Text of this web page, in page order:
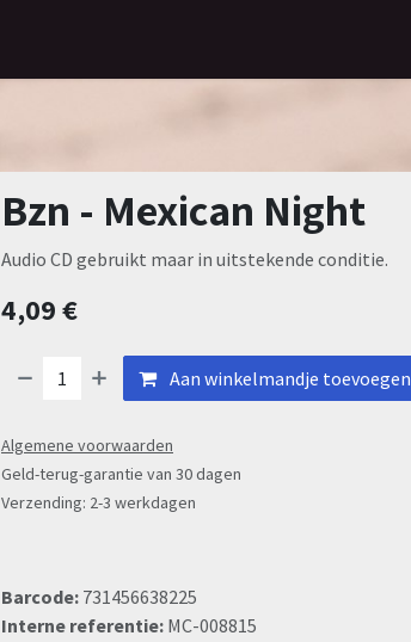
Bzn - Mexican Night
Audio CD gebruikt maar in uitstekende conditie.
4,09€
Aan winkelmandje toevoegen
Algemene voorwaarden
Geld-terug-garantie van 30 dagen
Verzending: 2-3 werkdagen
Barcode: 731456638225
Interne referentie: MC-008815